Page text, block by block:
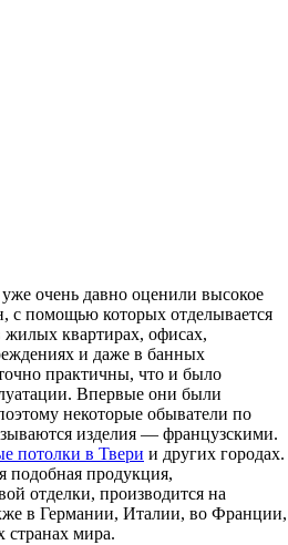
очень давно оценили высокое
с помощью которых отделывается
жилых квартирах, офисах,
и даже в банных
практичны, что и было
Впервые они были
некоторые обыватели по
изделия — французскими.
потолки в Твери и других городах.
подобная продукция,
отделки, производится на
в Германии, Италии, во Франции,
мира.